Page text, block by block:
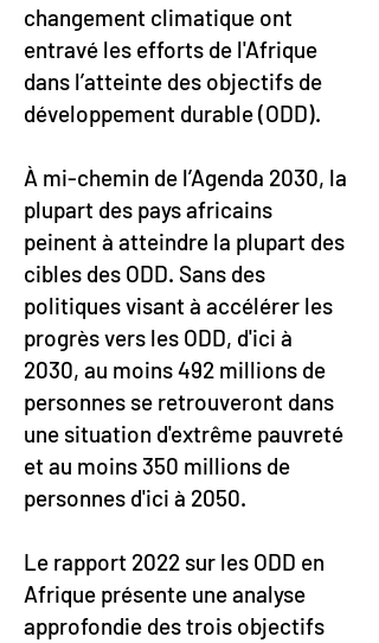
changement climatique ont
entravé les efforts de l'Afrique
dans l’atteinte des objectifs de
développement durable (ODD).
À mi-chemin de l’Agenda 2030, la
plupart des pays africains
peinent à atteindre la plupart des
cibles des ODD. Sans des
politiques visant à accélérer les
progrès vers les ODD, d'ici à
2030, au moins 492 millions de
personnes se retrouveront dans
une situation d'extrême pauvreté
et au moins 350 millions de
personnes d'ici à 2050.
Le rapport 2022 sur les ODD en
Afrique présente une analyse
approfondie des trois objectifs